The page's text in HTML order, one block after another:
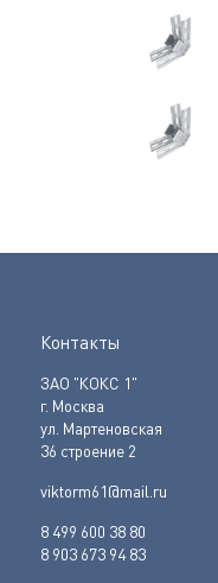
Контакты
ЗАО "КОКС 1"
г. Москва
ул. Мартеновская
36 строение 2
viktorm61@mail.ru
8 499 600 38 80
8 903 673 94 83